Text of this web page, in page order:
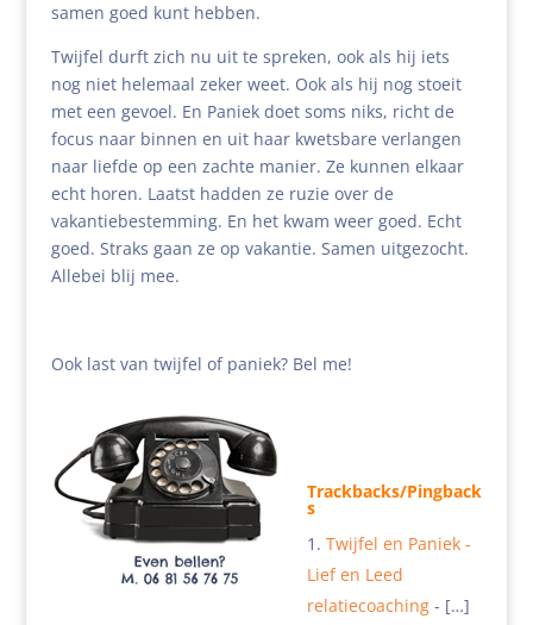
samen goed kunt hebben.
Twijfel durft zich nu uit te spreken, ook als hij iets
nog niet helemaal zeker weet. Ook als hij nog stoeit
met een gevoel. En Paniek doet soms niks, richt de
focus naar binnen en uit haar kwetsbare verlangen
naar liefde op een zachte manier. Ze kunnen elkaar
echt horen. Laatst hadden ze ruzie over de
vakantiebestemming. En het kwam weer goed. Echt
goed. Straks gaan ze op vakantie. Samen uitgezocht.
Allebei blij mee.
Ook last van twijfel of paniek? Bel me!
Trackbacks/Pingback
s
Twijfel en Paniek -
Lief en Leed
relatiecoaching- […]